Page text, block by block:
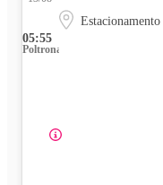
05:55
Poltrona